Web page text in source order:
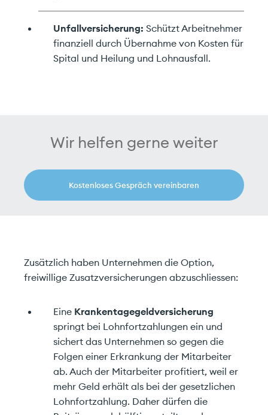
Unfallversicherung: Schützt Arbeitnehmer
finanziell durch Übernahme von Kosten für
Spital und Heilung und Lohnausfall.
Wir helfen gerne weiter
Kostenloses Gespräch vereinbaren
Zusätzlich haben Unternehmen die Option,
freiwillige Zusatzversicherungen abzuschliessen:
Eine Krankentagegeldversicherung
springt bei Lohnfortzahlungen ein und
sichert das Unternehmen so gegen die
Folgen einer Erkrankung der Mitarbeiter
ab. Auch der Mitarbeiter profitiert, weil er
mehr Geld erhält als bei der gesetzlichen
Lohnfortzahlung. Daher dürfen die